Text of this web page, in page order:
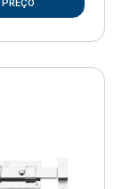
PREÇO